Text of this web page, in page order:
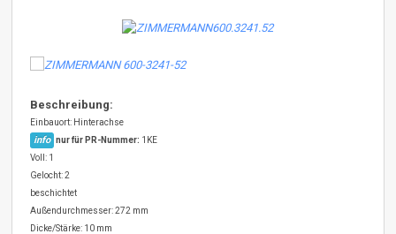
Beschreibung:
Einbauort: Hinterachse
info nur für PR-Nummer: 1KE
Voll: 1
Gelocht: 2
beschichtet
Außendurchmesser: 272 mm
Dicke/Stärke: 10 mm